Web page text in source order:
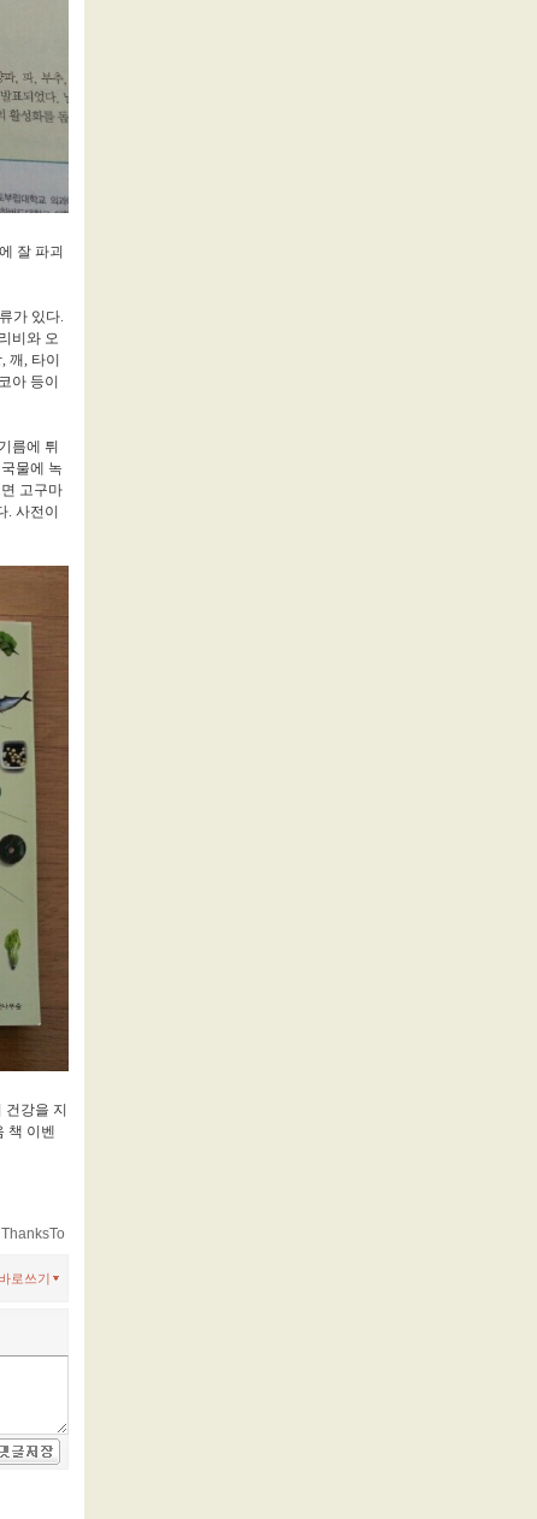
잘 파괴
가 있다.
비와 오
깨, 타이
아 등이
름에 튀
물에 녹
고구마
사전이
강을 지
책 이벤
ThanksTo
로쓰기